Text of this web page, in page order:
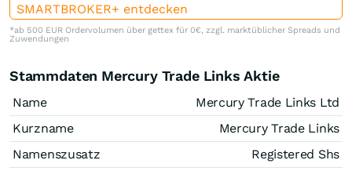
SMARTBROKER+ entdecken
*ab 500 EUR Ordervolumen über gettex für 0€, zzgl. marktüblicher Spreads und
Zuwendungen
Stammdaten Mercury Trade Links Aktie
Name
Mercury Trade Links Ltd
Kurzname
Mercury Trade Links
Namenszusatz
Registered Shs